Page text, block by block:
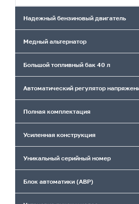
Надежный бензиновый двигатель
Медный альтернатор
Большой топливный бак 40 л
Автоматический регулятор
Полная комплектация
Усиленная конструкция
Уникальный серийный номер
Блок автоматики (АВР)